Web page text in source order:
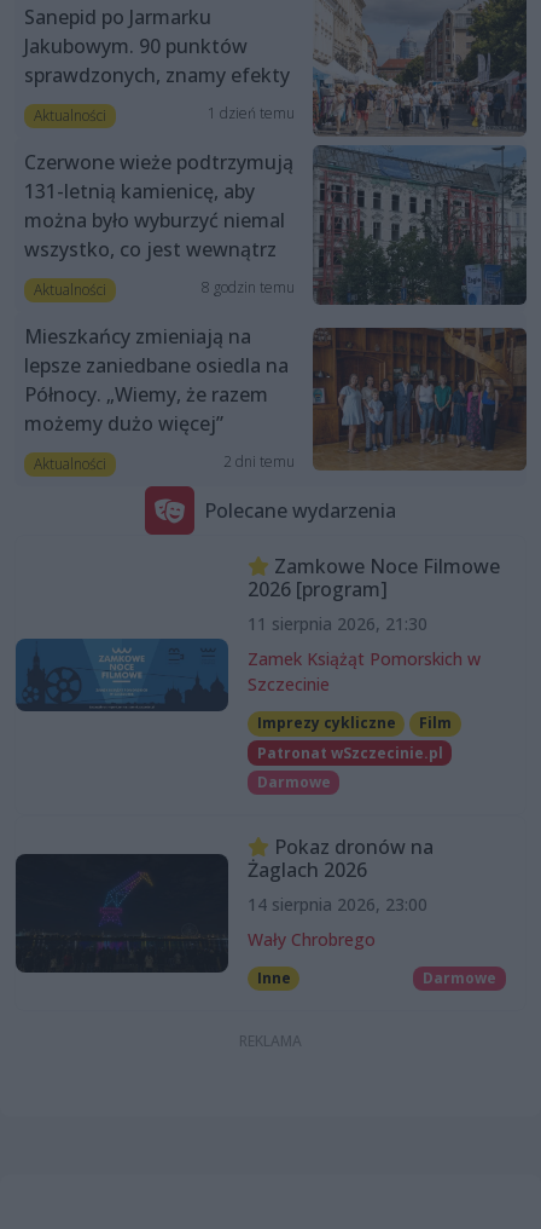
Sanepid po Jarmarku
Jakubowym. 90 punktów
sprawdzonych, znamy efekty
Aktualności 1 dzień temu
Czerwone wieże podtrzymują
131-letnią kamienicę, aby
można było wyburzyć niemal
wszystko, co jest wewnątrz
Aktualności 8 godzin temu
Mieszkańcy zmieniają na
lepsze zaniedbane osiedla na
Północy. „Wiemy, że razem
możemy dużo więcej”
Aktualności 2 dni temu
Polecane wydarzenia
Zamkowe Noce Filmowe
2026 [program]
11 sierpnia 2026, 21:30
Zamek Książąt Pomorskich w
Szczecinie
Imprezy cykliczne
Film
Patronat wSzczecinie.pl
Darmowe
Pokaz dronów na
Żaglach 2026
14 sierpnia 2026, 23:00
Wały Chrobrego
Inne Darmowe